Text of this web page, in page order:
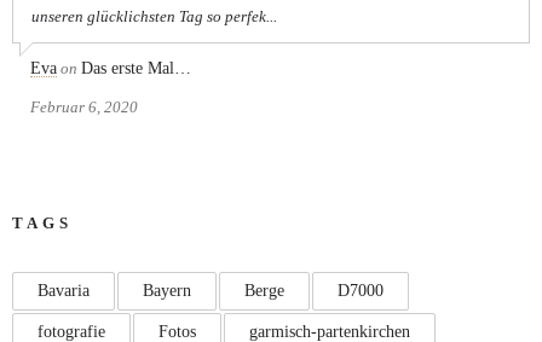
unseren glücklichsten Tag so perfek...
Eva on Das erste Mal…
Februar 6, 2020
TAGS
Bavaria Bayern Berge D7000
fotografie Fotos garmisch-partenkirchen